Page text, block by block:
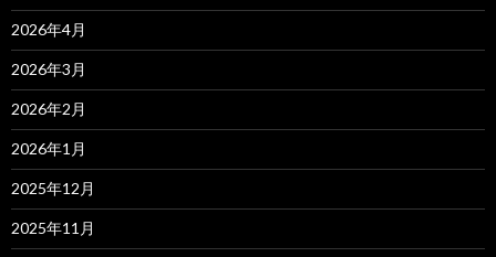
2026年4月
2026年3月
2026年2月
2026年1月
2025年12月
2025年11月